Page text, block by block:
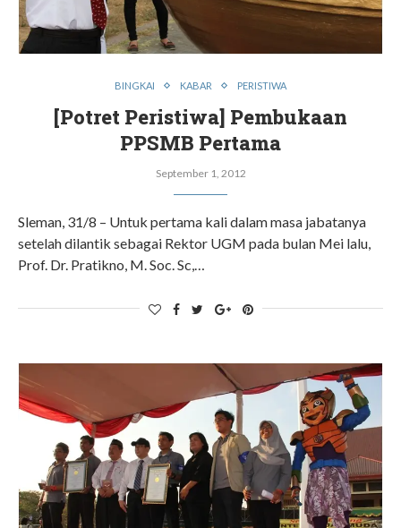
BINGKAI KABAR PERISTIWA
[Potret Peristiwa] Pembukaan
PPSMB Pertama
September 1, 2012
Sleman, 31/8 – Untuk pertama kali dalam masa jabatanya
setelah dilantik sebagai Rektor UGM pada bulan Mei lalu,
Prof. Dr. Pratikno, M. Soc. Sc,…